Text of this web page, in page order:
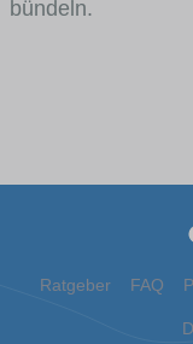
bündeln.
Ratgeber FAQ